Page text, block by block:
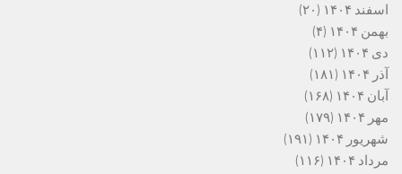
اسفند ۱۴۰۴
(۲۰)
بهمن ۱۴۰۴
(۴)
دی ۱۴۰۴
(۱۱۲)
آذر ۱۴۰۴
(۱۸۱)
آبان ۱۴۰۴
(۱۶۸)
مهر ۱۴۰۴
(۱۷۹)
شهریور ۱۴۰۴
(۱۹۱)
مرداد ۱۴۰۴
(۱۱۶)